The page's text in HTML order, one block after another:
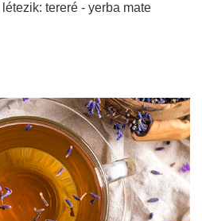
tereré - yerba mate